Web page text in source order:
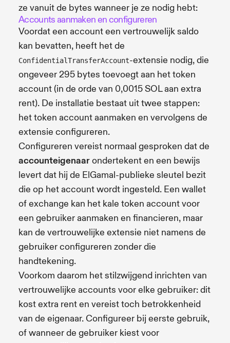
ze vanuit de bytes wanneer je ze nodig hebt:
Accounts aanmaken en configureren
Voordat een account een vertrouwelijk saldo
kan bevatten, heeft het de
ConfidentialTransferAccount-extensie nodig, die
ongeveer 295 bytes toevoegt aan het token
account (in de orde van 0,0015 SOL aan extra
rent). De installatie bestaat uit twee stappen:
het token account aanmaken en vervolgens de
extensie configureren.
Configureren vereist normaal gesproken dat de
accounteigenaarondertekent en een bewijs
levert dat hij de ElGamal-publieke sleutel bezit
die op het account wordt ingesteld. Een wallet
of exchange kan het kale token account voor
een gebruiker aanmaken en financieren, maar
kan de vertrouwelijke extensie niet namens de
gebruiker configureren zonder die
handtekening.
Voorkom daarom het stilzwijgend inrichten van
vertrouwelijke accounts voor elke gebruiker: dit
kost extra rent en vereist toch betrokkenheid
van de eigenaar. Configureer bij eerste gebruik,
of wanneer de gebruiker kiest voor